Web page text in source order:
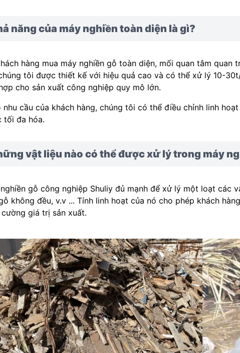
năng của máy nghiền toàn diện là gì?
hàng mua máy nghiền gỗ toàn diện, mối quan tâm
tôi được thiết kế với hiệu quả cao và có thể xử lý 10-
cho sản xuất công nghiệp quy mô lớn.
nhu cầu của khách hàng, chúng tôi có thể điều chỉnh linh
tối đa hóa.
vật liệu nào có thể được xử lý trong máy
gỗ công nghiệp Shuliy đủ mạnh để xử lý một loạt các
không đều, v.v ... Tính linh hoạt của nó cho phép khách
giá trị sản xuất.